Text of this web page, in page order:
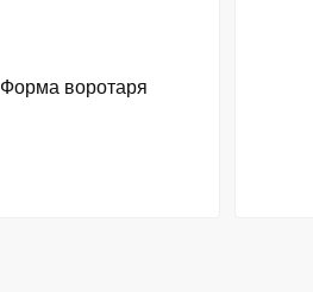
Форма воротаря